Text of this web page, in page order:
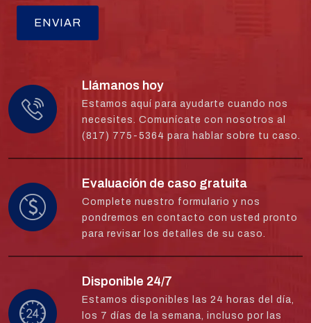
Llámanos hoy
Estamos aquí para ayudarte cuando nos
necesites. Comunícate con nosotros al
(817) 775-5364 para hablar sobre tu caso.
Evaluación de caso gratuita
Complete nuestro formulario y nos
pondremos en contacto con usted pronto
para revisar los detalles de su caso.
Disponible 24/7
Estamos disponibles las 24 horas del día,
los 7 días de la semana, incluso por las